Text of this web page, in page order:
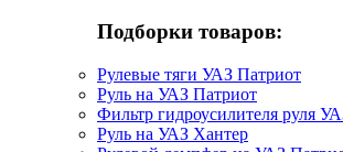
Подборки товаров:
Рулевые тяги УАЗ Патриот
Руль на УАЗ Патриот
Фильтр гидроусилителя руля
Руль на УАЗ Хантер